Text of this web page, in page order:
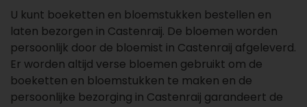
U kunt boeketten en bloemstukken bestellen en
laten bezorgen in Castenraij. De bloemen worden
persoonlijk door de bloemist in Castenraij afgeleverd.
Er worden altijd verse bloemen gebruikt om de
boeketten en bloemstukken te maken en de
persoonlijke bezorging in Castenraij garandeert de